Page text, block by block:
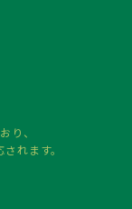
り、
されます。